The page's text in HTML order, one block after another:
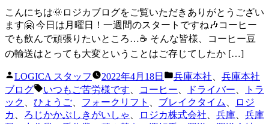
こんにちは🌞ロジカブログをご覧いただきありがとうござい
ます🤗 今日は月曜日！一週間のスタートですね🎶コーヒー
でも飲んで頑張りたいところ…☕ そんな皆様、コーヒー豆
の輸送はとっても大変ということはご存じてしたか […]
投
稿
者:
LOGICA スタッフ 2022年4月18日
カ
テ
ゴ
リ
兵庫本社
兵庫本社
ブログ
タ
グ:
いつもご苦労様です コーヒー ドライバー
トラ
ック
ひょうご フォークリフト ブレイクタイム
ロジ
カ
ろじかかぶしきがいしゃ ロジカ株式会社 兵庫
兵庫